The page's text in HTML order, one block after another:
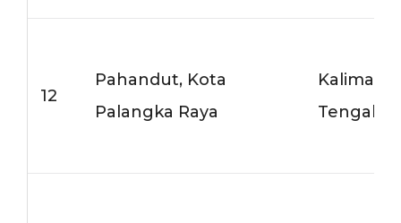
12
Pahandut, Kota
Palangka Raya
Tengah